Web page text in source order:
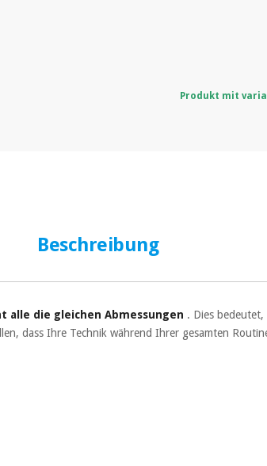
Produkt mit
Beschreibung
alle die gleichen Abmessungen . Dies
dass Ihre Technik während Ihrer gesamten